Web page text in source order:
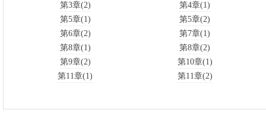
第3章(2)
第4章(1)
第5章(1)
第5章(2)
第6章(2)
第7章(1)
第8章(1)
第8章(2)
第9章(2)
第10章(1)
第11章(1)
第11章(2)